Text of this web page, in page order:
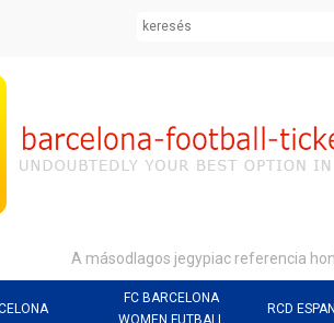
A másodlagos jegypiac referencia
FC BARCELONA
WOMEN FUTBALL
RCD